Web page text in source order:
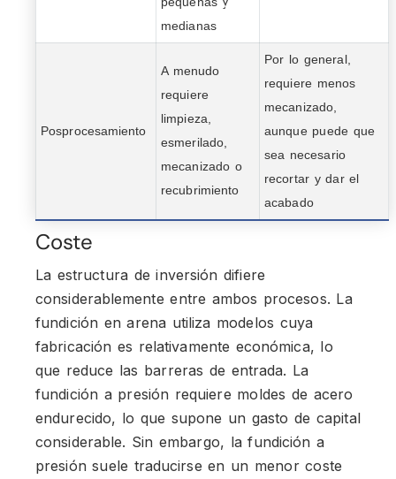
medianas
Posprocesamiento
A menudo
requiere
limpieza,
esmerilado,
mecanizado o
recubrimiento
Por lo general,
requiere menos
mecanizado,
aunque puede que
sea necesario
recortar y dar el
acabado
Coste
La estructura de inversión difiere
considerablemente entre ambos procesos. La
fundición en arena utiliza modelos cuya
fabricación es relativamente económica, lo
que reduce las barreras de entrada. La
fundición a presión requiere moldes de acero
endurecido, lo que supone un gasto de capital
considerable. Sin embargo, la fundición a
presión suele traducirse en un menor coste